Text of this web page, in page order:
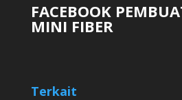
FACEBOOK
MINI FIBER
Terkait